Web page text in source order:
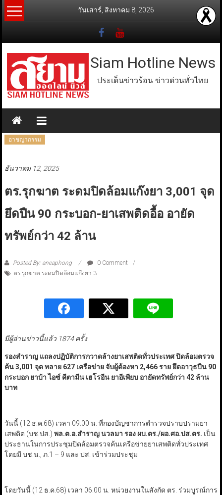
Skip
to
วันเสาร์, สิงหาคม 8, 2026
Siam Hotline News
ประเด็นข่าวร้อน ข่าวด่วนทั่วไทย
อาชญากรรม
ธันวาคม 12, 2025
ตร.รุกฆาต ระดมปิดล้อมแก๊งยา 3,001 จุด
ยึดปืน 90 กระบอก-ยาเสพติดอื้อ อายัด
ทรัพย์กว่า 42 ล้าน
Posted By: aneaphong
0 Comment
ตร.รุกฆาต ระดมปิดล้อมแก๊งยา 3
มีผู้อ่านข่าวนี้แล้ว 1874 ครั้ง
รองสำราญ แถลงปฏิบัติการกวาดล้างยาเสพติดทั่วประเทศ ปิดล้อมตรวจ
ค้น 3,001 จุด ทลาย 627 เครือข่าย จับผู้ต้องหา 2,466 ราย ยึดอาวุธปืน 90
กระบอก ยาบ้า ไอซ์ คีตามีน เฮโรอีน ยาอีเพียบ อายัดทรัพย์กว่า 42 ล้าน
บาท
วันนี้ (12 ธ.ค.68) เวลา 09.00 น. ที่กองบัญชาการตำรวจปราบปรามยา
เสพติด (บช.ปส.) พล.ต.อ.สำราญ นวลมา รอง ผบ.ตร./ผอ.ศอ.ปส.ตร. เป็น
ประธานในการประชุมปิดล้อมตรวจค้นเครือข่ายยาเสพติดทั่วประเทศ
โดยมี บช.น., ภ.1 – 9 และ ปส. เข้าร่วมประชุม
โดยวันนี้ (12 ธ.ค.68) เวลา 06.00 น. หน่วยงานในสังกัด ตร. ร่วมบูรณ์การ